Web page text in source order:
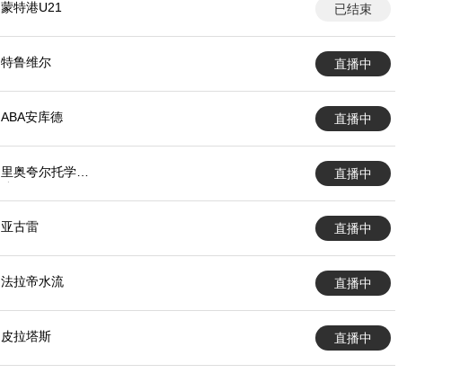
蒙特港U21 已结束
特鲁维尔 直播中
ABA安库德 直播中
里奥夸尔托学生
直播中
亚古雷 直播中
法拉帝水流 直播中
皮拉塔斯 直播中